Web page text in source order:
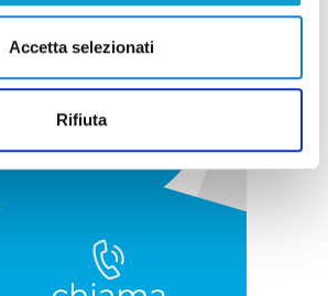
Accetta selezionati
Rifiuta